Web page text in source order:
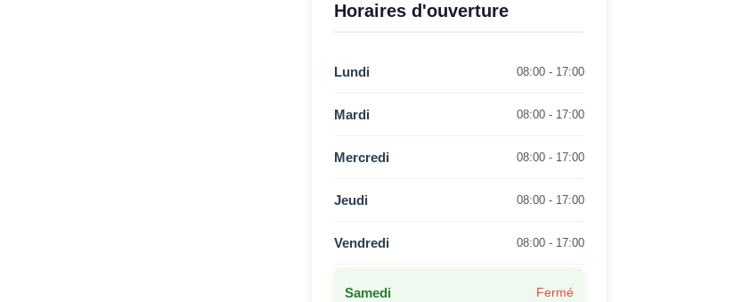
Horaires d'ouverture
Lundi 08:00 - 17:00
Mardi 08:00 - 17:00
Mercredi 08:00 - 17:00
Jeudi 08:00 - 17:00
Vendredi 08:00 - 17:00
Samedi Fermé